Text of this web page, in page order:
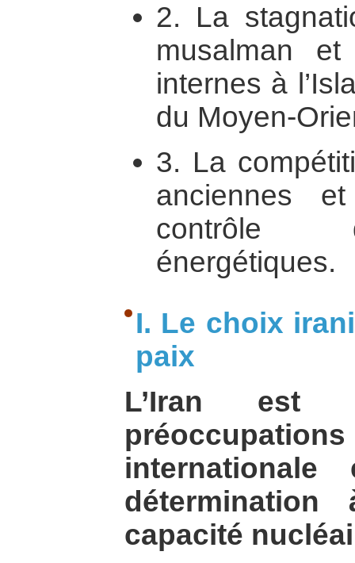
2. La
musalman
internes à
du Moyen-
3. La
anciennes
contrôle
énergétiques.
I. Le choix
paix
L’Iran est
capacité